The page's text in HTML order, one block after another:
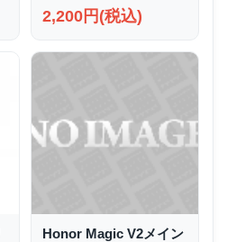
2,200円(税込)
Honor Magic V2メイン